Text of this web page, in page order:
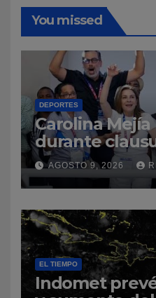
You missed
DEPORTES
Carolina
durante
Juegos
del Caribe
2026
AGOSTO 9, 2026
EL TIEMPO
Indomet